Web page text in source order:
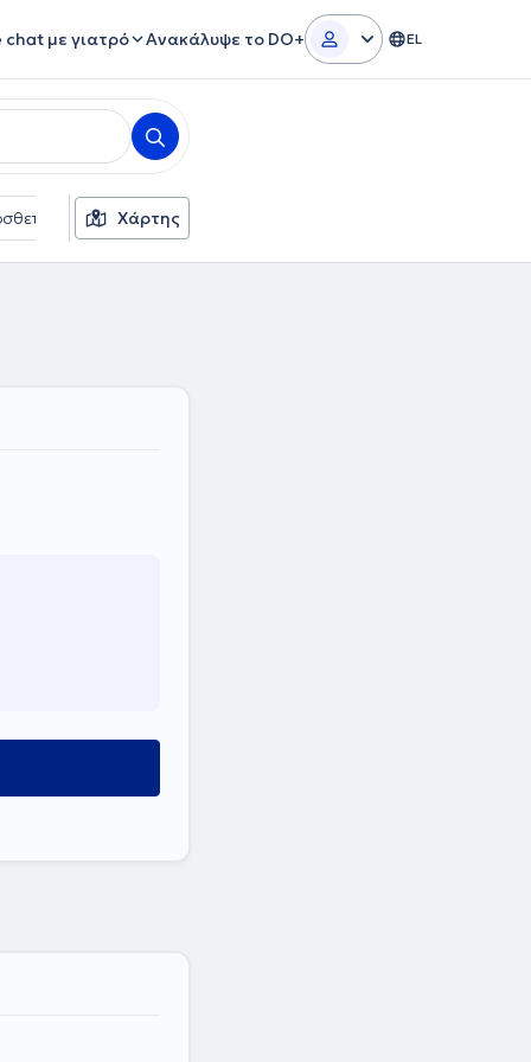
chat με γιατρό Ανακάλυψε το DO+ EL
φίλτρα Γλώσσες
Χάρτης